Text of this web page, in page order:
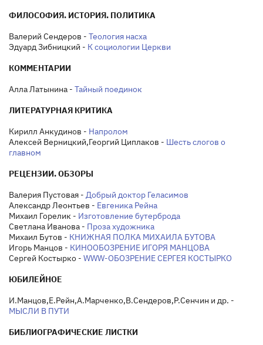
ФИЛОСОФИЯ. ИСТОРИЯ. ПОЛИТИКА
Валерий Сендеров - Теология насха
Эдуард Зибницкий - К социологии Церкви
КОММЕНТАРИИ
Алла Латынина - Тайный поединок
ЛИТЕРАТУРНАЯ КРИТИКА
Кирилл Анкудинов - Напролом
Алексей Верницкий,Георгий Циплаков - Шесть слогов о
главном
РЕЦЕНЗИИ. ОБЗОРЫ
Валерия Пустовая - Добрый доктор Геласимов
Александр Леонтьев - Евгеника Рейна
Михаил Горелик - Изготовление бутерброда
Светлана Иванова - Проза художника
Михаил Бутов - КНИЖНАЯ ПОЛКА МИХАИЛА БУТОВА
Игорь Манцов - КИНООБОЗРЕНИЕ ИГОРЯ МАНЦОВА
Сергей Костырко - WWW-ОБОЗРЕНИЕ СЕРГЕЯ КОСТЫРКО
ЮБИЛЕЙНОЕ
И.Манцов,Е.Рейн,А.Марченко,В.Сендеров,Р.Сенчин и др. -
МЫСЛИ В ПУТИ
БИБЛИОГРАФИЧЕСКИЕ ЛИСТКИ